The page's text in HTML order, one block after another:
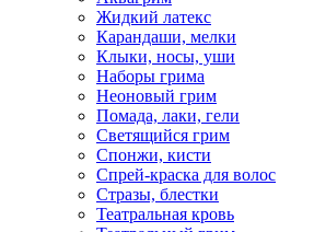
Жидкий латекс
Карандаши, мелки
Клыки, носы, уши
Наборы грима
Неоновый грим
Помада, лаки, гели
Светящийся грим
Спонжи, кисти
Спрей-краска для волос
Стразы, блестки
Театральная кровь